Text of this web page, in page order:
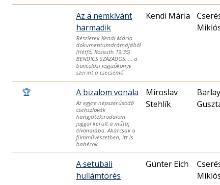
Az a nemkívánt
harmadik
Részletek Kendi Mária
dokumentumdrámájából
(Hétfő, Kossuth 19:35)
BENDICS SZÁZADOS: … a
boncolási jegyzőkönyv
szerint a csecsemő
Kendi Mária
🏆 A bizalom vonala
Az egyre népszerűsödő
csehszlovák
hangjátékirodalom
joggal került a műfaj
élvonalába. Akárcsak a
filmművészetben, itt is
babérok
Miroslav
Stehlík
Barlay
A setubali
hullámtörés
Günter Eich